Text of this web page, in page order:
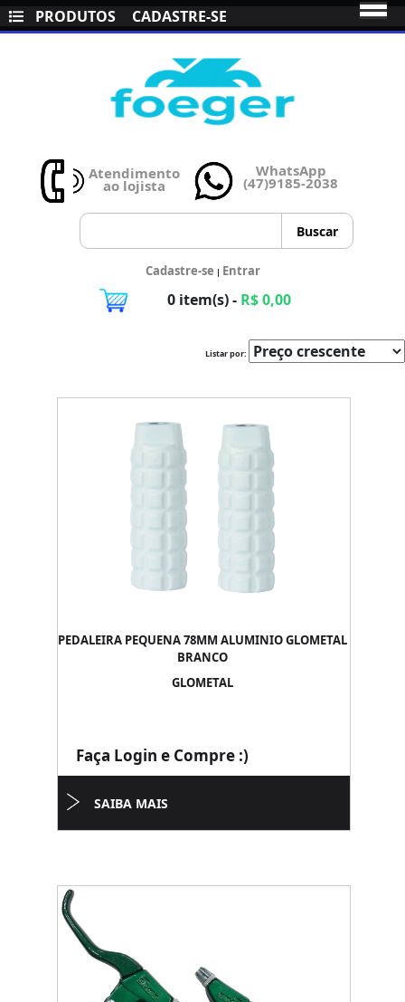
PRODUTOS CADASTRE-SE
Atendimento
ao lojista
WhatsApp
(47)9185-2038
Cadastre-se | Entrar
0 item(s) - R$ 0,00
Listar por:
PEDALEIRA PEQUENA 78MM ALUMINIO GLOMETAL
BRANCO
GLOMETAL
Faça Login e Compre :)
SAIBA MAIS